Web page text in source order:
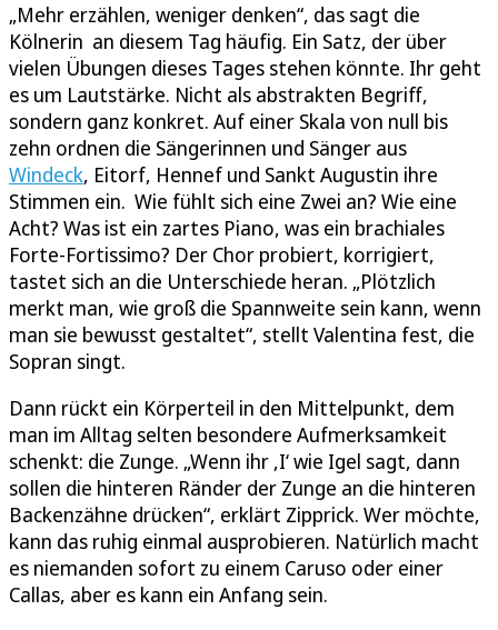
„Mehr erzählen, weniger denken“, das sagt die
Kölnerin an diesem Tag häufig. Ein Satz, der über
vielen Übungen dieses Tages stehen könnte. Ihr geht
es um Lautstärke. Nicht als abstrakten Begriff,
sondern ganz konkret. Auf einer Skala von null bis
zehn ordnen die Sängerinnen und Sänger aus
Windeck, Eitorf, Hennef und Sankt Augustin ihre
Stimmen ein. Wie fühlt sich eine Zwei an? Wie eine
Acht? Was ist ein zartes Piano, was ein brachiales
Forte-Fortissimo? Der Chor probiert, korrigiert,
tastet sich an die Unterschiede heran. „Plötzlich
merkt man, wie groß die Spannweite sein kann, wenn
man sie bewusst gestaltet“, stellt Valentina fest, die
Sopran singt.
Dann rückt ein Körperteil in den Mittelpunkt, dem
man im Alltag selten besondere Aufmerksamkeit
schenkt: die Zunge. „Wenn ihr ,I‘ wie Igel sagt, dann
sollen die hinteren Ränder der Zunge an die hinteren
Backenzähne drücken“, erklärt Zipprick. Wer möchte,
kann das ruhig einmal ausprobieren. Natürlich macht
es niemanden sofort zu einem Caruso oder einer
Callas, aber es kann ein Anfang sein.